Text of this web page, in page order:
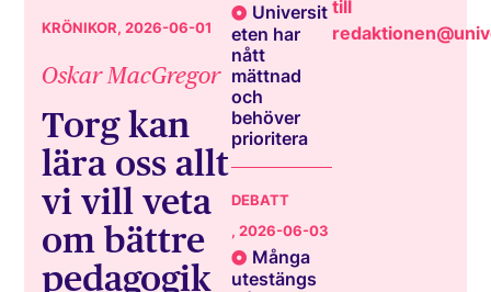
KRÖNIKOR, 2026-06-01
Oskar MacGregor
Torg kan
lära oss allt
vi vill veta
om bättre
pedagogik
Universit
eten har
nått
mättnad
och
behöver
prioritera
DEBATT
, 2026-06-03
Många
utestängs
till